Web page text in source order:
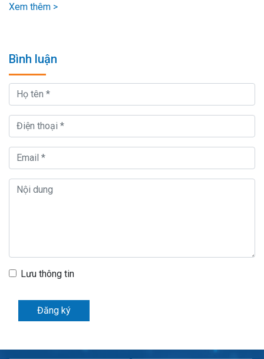
tôi cam kết mang lại giải pháp vận chuyển hiệu quả nhất,.
Xem thêm >
Bình luận
Lưu thông tin
Đăng ký